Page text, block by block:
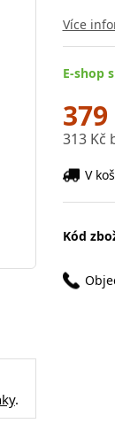
.
Více
E-shop
379
313 Kč
V
Kód